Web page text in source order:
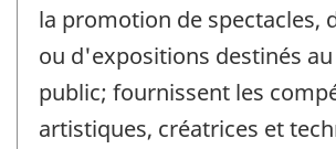
la promotion de spectacles,
ou d'expositions destinés
public; fournissent les
artistiques, créatrices et